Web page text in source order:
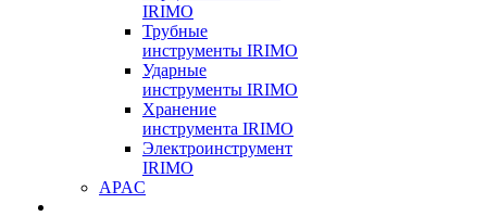
IRIMO
Трубные
инструменты IRIMO
Ударные
инструменты IRIMO
Хранение
инструмента IRIMO
Электроинструмент
IRIMO
APAC